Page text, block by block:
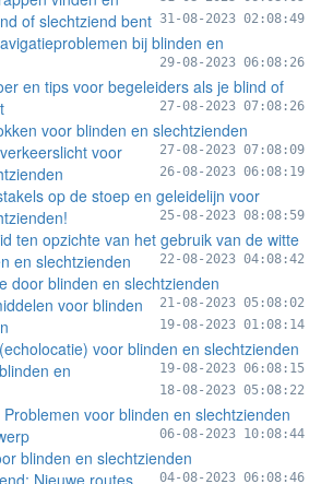
of slechtziend bent 31-08-2023 02:08:49
bij blinden en
29-08-2023 06:08:26
en tips voor begeleiders als je blind of
27-08-2023 07:08:26
voor blinden en slechtzienden
27-08-2023 07:08:09
voor
26-08-2023 06:08:19
op de stoep en geleidelijn voor
25-08-2023 08:08:59
ten opzichte van het gebruik van de witte
en slechtzienden
22-08-2023 04:08:42
door blinden en slechtzienden
21-08-2023 05:08:02
voor blinden
19-08-2023 01:08:14
voor blinden en slechtzienden
19-08-2023 06:08:15
en
18-08-2023 05:08:22
voor blinden en slechtzienden
06-08-2023 10:08:44
blinden en slechtzienden
04-08-2023 06:08:46
Nieuwe routes